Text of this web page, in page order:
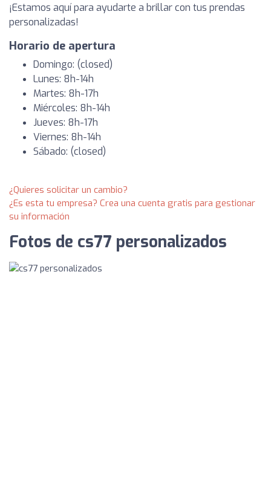
¡Estamos aquí para ayudarte a brillar con tus prendas
personalizadas!
Horario de apertura
Domingo: (closed)
Lunes: 8h-14h
Martes: 8h-17h
Miércoles: 8h-14h
Jueves: 8h-17h
Viernes: 8h-14h
Sábado: (closed)
¿Quieres solicitar un cambio?
¿Es esta tu empresa? Crea una cuenta gratis para gestionar
su información
Fotos de cs77 personalizados